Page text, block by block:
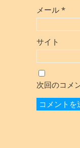
メール *
サイト
次回のコメ